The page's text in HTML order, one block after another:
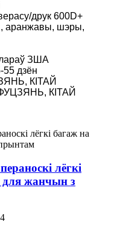
друк 600D+
аранжавы, шэры,
ЗША
55 дзён
КІТАЙ
КІТАЙ
лёгкі
для жанчын з